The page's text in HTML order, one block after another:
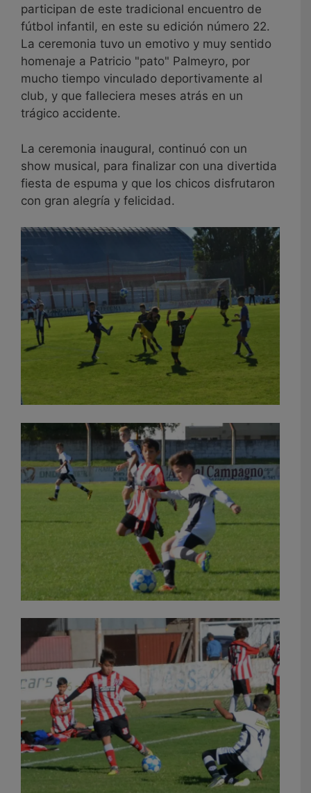
participan de este tradicional encuentro de
fútbol infantil, en este su edición número 22.
La ceremonia tuvo un emotivo y muy sentido
homenaje a Patricio "pato" Palmeyro, por
mucho tiempo vinculado deportivamente al
club, y que falleciera meses atrás en un
trágico accidente.
La ceremonia inaugural, continuó con un
show musical, para finalizar con una divertida
fiesta de espuma y que los chicos disfrutaron
con gran alegría y felicidad.